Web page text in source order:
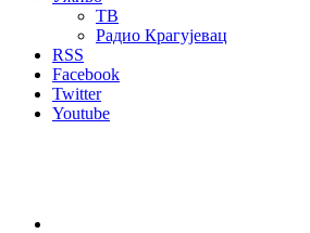
ТВ
Радио Крагујевац
RSS
Facebook
Twitter
Youtube